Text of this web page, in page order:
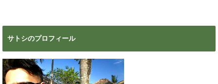
サトシのプロフィール